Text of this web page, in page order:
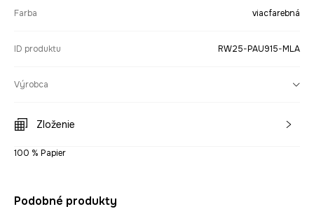
Farba viacfarebná
ID produktu RW25-PAU915-MLA
Výrobca
Zloženie
100 % Papier
Podobné produkty